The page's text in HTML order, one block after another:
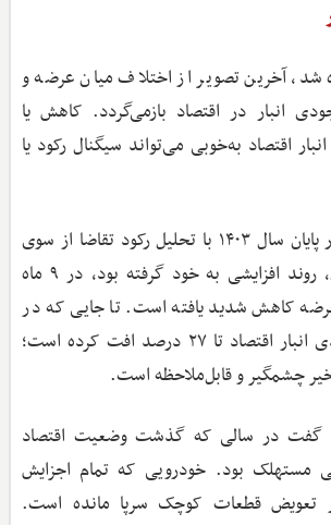
شد، آخرین تصویر از اختلاف میان عرضه و
انبار در اقتصاد بازمی‌گردد. کاهش یا
اقتصاد به‌خوبی می‌تواند سیگنال رکود یا
موجودی انبار که در پایان سال ۱۴۰۳ با تحلیل رکود تقاضا از سوی
کارشناسان اقتصادی، روند افزایشی به خود گرفته بود، در ۹ ماه
عرضه کاهش شدید یافته است. تا جایی که در
تابستان ۱۴۰۴ موجودی انبار اقتصاد تا ۲۷ درصد افت کرده است؛
چشمگیر و قابل‌ملاحظه است.
گفت در سالی که گذشت وضعیت اقتصاد
مستهلک بود. خودرویی که تمام اجزایش
تعویض قطعات کوچک سرپا مانده است.